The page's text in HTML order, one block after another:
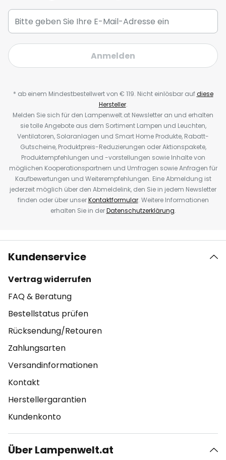
Anmelden
* ab einem Mindestbestellwert von € 119. Nicht einlösbar aufdiese
Hersteller.
Melden Sie sich für den Lampenwelt.at Newsletter an und erhalten
sie tolle Angebote aus dem Sortiment Lampen und Leuchten,
Ventilatoren, Solaranlagen und Smart Home Produkte, Rabatt-
Gutscheine, Produktpreis-Reduzierungen oder Aktionspakete,
Produktempfehlungen und -vorstellungen sowie Inhalte von
möglichen Kooperationspartnern und Umfragen sowie Anfragen für
Kaufbewertungen und Weiterempfehlungen. Eine Abmeldung ist
jederzeit möglich über den Abmeldelink, den Sie in jedem Newsletter
finden oder über unserKontaktformular. Weitere Informationen
erhalten Sie in derDatenschutzerklärung.
Kundenservice
Vertrag widerrufen
FAQ & Beratung
Bestellstatus prüfen
Rücksendung/Retouren
Zahlungsarten
Versandinformationen
Kontakt
Herstellergarantien
Kundenkonto
Über Lampenwelt.at